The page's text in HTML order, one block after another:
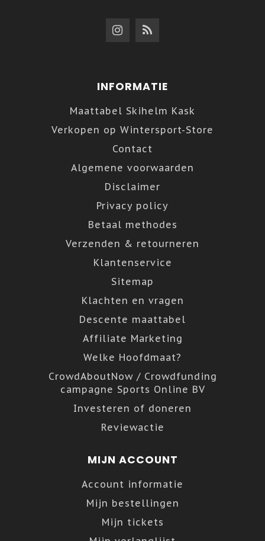
INFORMATIE
Maattabel Skihelm Kask
Verkopen op Wintersport-Store
Contact
Algemene voorwaarden
Disclaimer
Privacy policy
Betaal methodes
Verzenden & retourneren
Klantenservice
Sitemap
Klachten en vragen
Descente maattabel
Affiliate Marketing
Welke Hoofdmaat?
CrowdAboutNow / Crowdfunding
campagne Sports Online BV
Investeren of doneren
Reviewactie
MIJN ACCOUNT
Account informatie
Mijn bestellingen
Mijn tickets